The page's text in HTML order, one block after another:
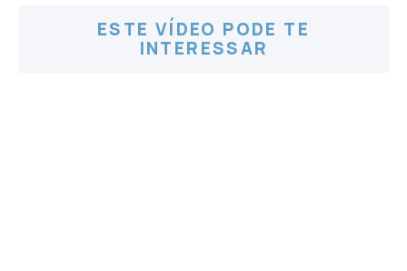
ESTE VÍDEO PODE TE
INTERESSAR